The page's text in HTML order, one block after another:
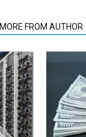
MORE FROM AUTHOR